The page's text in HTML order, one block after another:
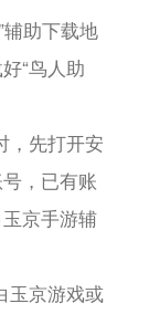
助下载地
“鸟人助
，先打开安
，已有账
京手游辅
玉京游戏或